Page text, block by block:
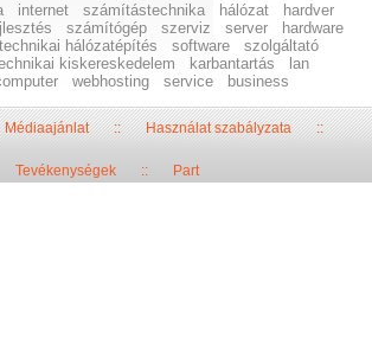
internet számítástechnika hálózat
hardver
számítógép szerviz server
hardware
hálózatépítés software
szolgáltató
kiskereskedelem karbantartás
lan
webhosting service business
Médiaajánlat::Használat szabályzata::
Tevékenységek:: Part